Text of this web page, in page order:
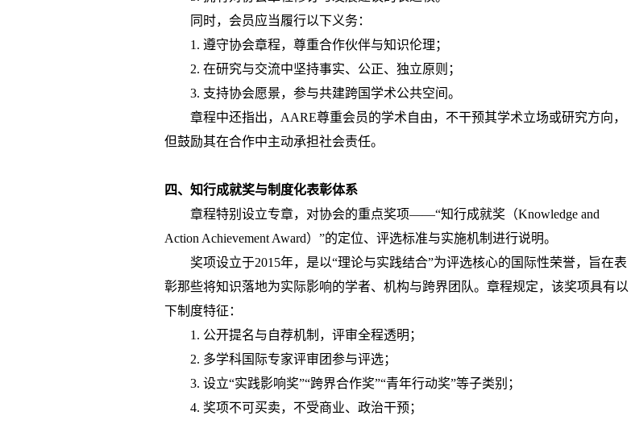
同时，会员应当履行以下义务：
1. 遵守协会章程，尊重合作伙伴与知识伦理；
2. 在研究与交流中坚持事实、公正、独立原则；
3. 支持协会愿景，参与共建跨国学术公共空间。
章程中还指出， AARE尊重会员的学术自由，不干预其学术立场或研究方向，
但鼓励其在合作中主动承担社会责任。
四、知行成就奖与制度化表彰体系
章程特别设立专章，对协会的重点奖项——“知行成就奖（Knowledge and
Action Achievement Award）”的定位、评选标准与实施机制进行说明。
奖项设立于2015年，是以“理论与实践结合”为评选核心的国际性荣誉，旨在表
彰那些将知识落地为实际影响的学者、机构与跨界团队。章程规定，该奖项具有以
下制度特征：
1. 公开提名与自荐机制，评审全程透明；
2. 多学科国际专家评审团参与评选；
3. 设立“实践影响奖”“跨界合作奖”“青年行动奖”等子类别；
4. 奖项不可买卖，不受商业、政治干预；